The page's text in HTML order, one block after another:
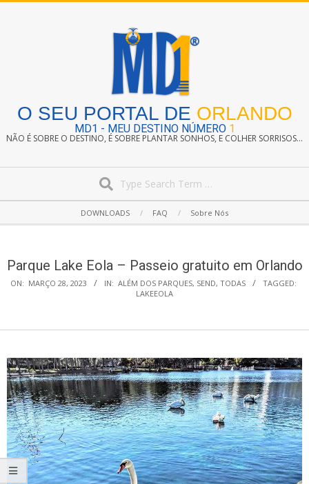
O SEU PORTAL DE ORLANDO
MD1 - MEU DESTINO NÚMERO 1
NÃO É SOBRE O DESTINO, É SOBRE PLANTAR SONHOS, E COLHER SORRISOS...
Navigation
DOWNLOADS FAQ Sobre Nós
Parque Lake Eola – Passeio gratuito em Orlando
ON: MARÇO 28, 2023 IN: ALÉM DOS PARQUES, SEND, TODAS
TAGGED:
LAKEEOLA